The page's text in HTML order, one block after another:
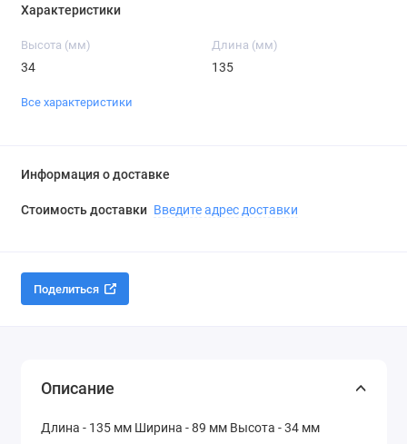
Характеристики
Высота (мм)
34
Длина (мм)
135
Все характеристики
Информация о доставке
Стоимость доставки Введите адрес доставки
Поделиться
Описание
Длина - 135 мм Ширина - 89 мм Высота - 34 мм